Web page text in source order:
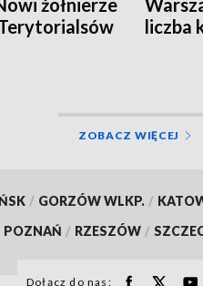
żołnierze
liczba
ZOBACZ WIĘCEJ
/ GORZÓW WLKP. /
POZNAŃ / RZESZÓW /
Dołącz do nas: